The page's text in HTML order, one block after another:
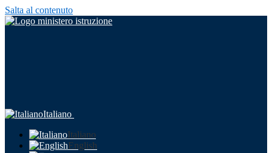
Salta al contenuto
Italiano
Italiano
English